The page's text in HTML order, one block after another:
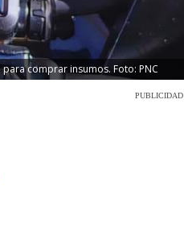
comprar insumos. Foto: PNC
PUBLICIDAD